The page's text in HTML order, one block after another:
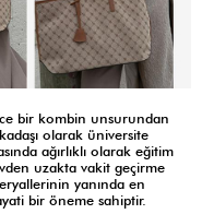
bir kombin unsurundan
olarak üniversite
ağırlıklı olarak eğitim
uzakta vakit geçirme
yanında en
bir öneme sahiptir.